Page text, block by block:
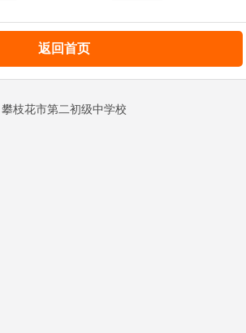
返回首页
攀枝花市第二初级中学校